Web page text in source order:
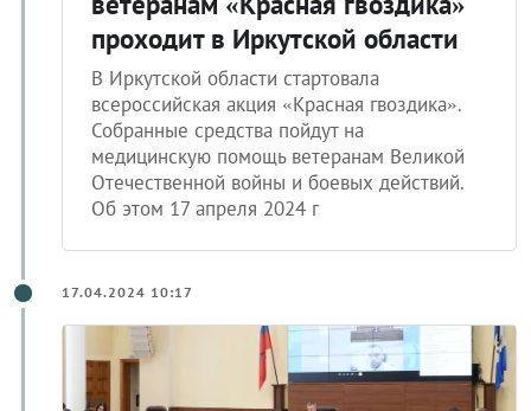
проходит в Иркутской области
В Иркутской области стартовала
всероссийская акция «Красная гвоздика».
Собранные средства пойдут на
медицинскую помощь ветеранам Великой
Отечественной войны и боевых действий.
Об этом 17 апреля 2024 г
17.04.2024 10:17